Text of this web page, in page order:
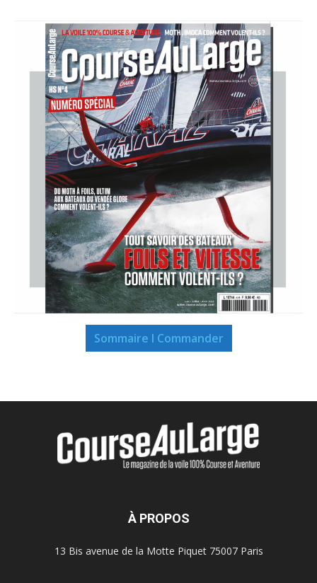
Sommaire I Commander
À PROPOS
13 Bis avenue de la Motte Piquet 75007 Paris